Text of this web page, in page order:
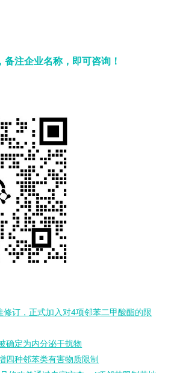
注企业名称，即可咨询！
订，正式加入对4项邻苯二甲酸酯的限
确定为内分泌干扰物
四种邻苯类有害物质限制